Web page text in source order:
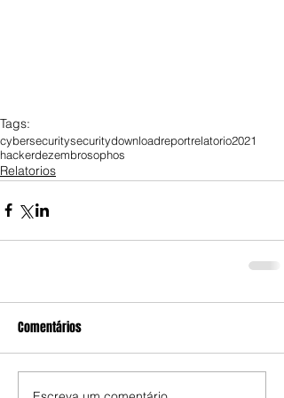
Tags:
cybersecuritysecuritydownloadreportrelatorio2021
hackerdezembrosophos
Relatorios
Comentários